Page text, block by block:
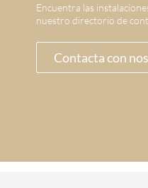
Encuentra las
nuestro directorio de
Contacta con